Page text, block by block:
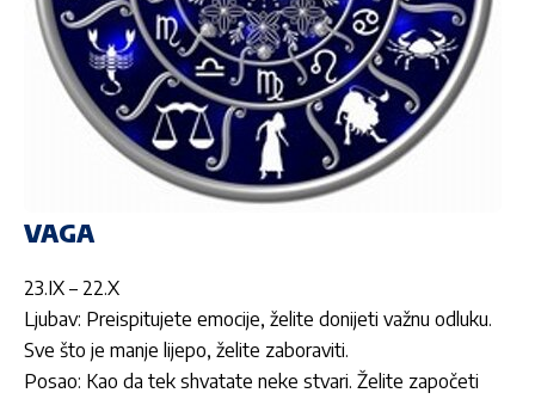
VAGA
23.IX – 22.X
Ljubav: Preispitujete emocije, želite donijeti važnu odluku.
Sve što je manje lijepo, želite zaboraviti.
Posao: Kao da tek shvatate neke stvari. Želite započeti